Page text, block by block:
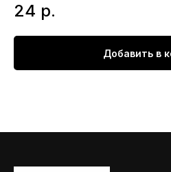
24 р.
Добавить в